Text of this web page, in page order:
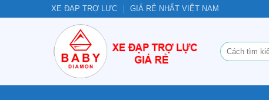
XE ĐẠP TRỢ LỰC GIÁ RẺ NHẤT VIỆT NAM
Tìm
kiếm: